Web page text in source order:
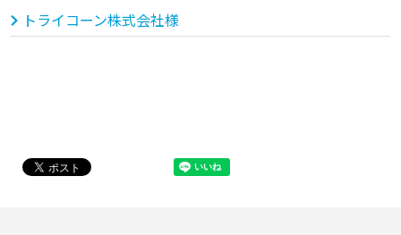
トライコーン株式会社様